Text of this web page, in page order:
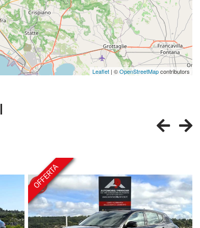
Leaflet | ©OpenStreetMapcontributors
OFFERTA